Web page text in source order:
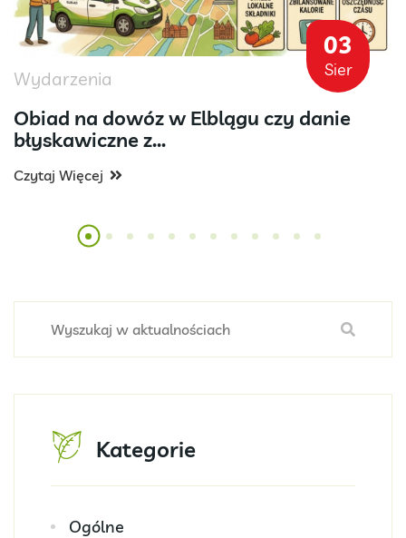
03
Sier
Wydarzenia
Obiad na dowóz w Elblągu czy danie
błyskawiczne z...
Czytaj Więcej
Kategorie
Ogólne